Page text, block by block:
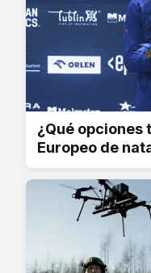
¿Qué opciones
Europeo de